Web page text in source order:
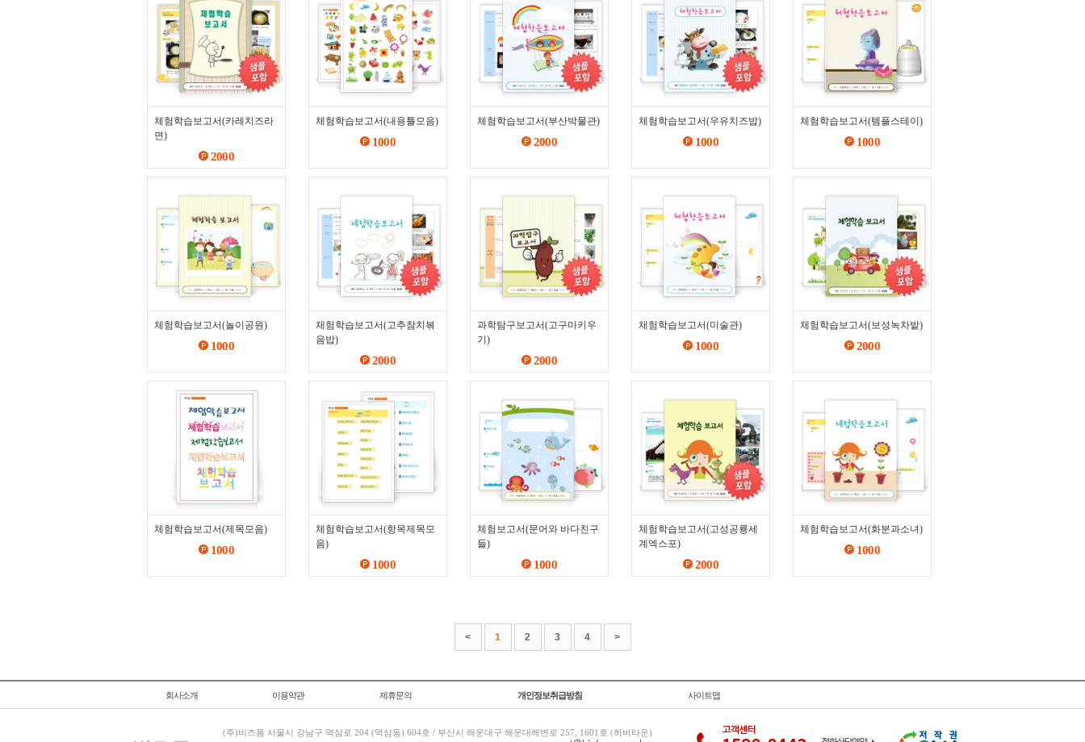
체험학습보고서(카레치즈라
면)
2000
체험학습보고서(내용틀모음)
1000
체험학습보고서(부산박물관)
2000
체험학습보고서(우유치즈밥)
1000
체험학습보고서(템플스테이)
1000
체험학습보고서(놀이공원)
1000
체험학습보고서(고추참치볶
음밥)
2000
과학탐구보고서(고구마키우
기)
2000
체험학습보고서(미술관)
1000
체험학습보고서(보성녹차밭)
2000
체험학습보고서(제목모음)
1000
체험학습보고서(항목제목모
음)
1000
체험보고서(문어와 바다친구
들)
1000
체험학습보고서(고성공룡세
계엑스포)
2000
체험학습보고서(화분과소녀)
1000
< 1 2 3 4 >
회사소개 이용약관 제휴문의 개인정보취급방침 사이트맵
(주)비즈폼 서울시 강남구 역삼로 204 (역삼동) 604호 / 부산시 해운대구 해운대해변로 257, 1601호 (하버타운)